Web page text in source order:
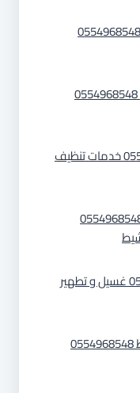
شركة مكافحة الحمام براس تنورة 0554968548
شركة تنظيف سجاد بخميس مشيط 0554968548
شركة تنظيف سجاد بابها 0554968548 خدمات تنظيف
تنظيف كنب بخميس مشيط 0554968548
شركة تنظيف كنب بابها 0554968548 غسيل و تطهير
شركة تنظيف خزانات بخميس مشيط 0554968548